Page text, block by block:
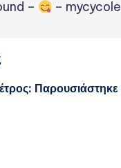
–
–
Παρουσιάστηκε